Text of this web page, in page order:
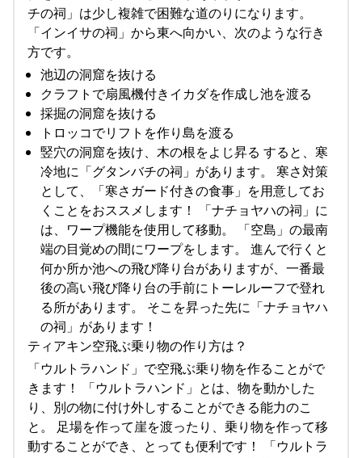
チの祠」は少し複雑で困難な道のりになります。
「インイサの祠」から東へ向かい、次のような行き
方です。
池辺の洞窟を抜ける
クラフトで扇風機付きイカダを作成し池を渡る
採掘の洞窟を抜ける
トロッコでリフトを作り島を渡る
竪穴の洞窟を抜け、木の根をよじ昇る すると、寒
冷地に「グタンバチの祠」があります。 寒さ対策
として、「寒さガード付きの食事」を用意してお
くことをおススメします！ 「ナチョヤハの祠」に
は、ワープ機能を使用して移動。 「空島」の最南
端の目覚めの間にワープをします。 進んで行くと
何か所か池への飛び降り台がありますが、一番最
後の高い飛び降り台の手前にトーレルーフで登れ
る所があります。 そこを昇った先に「ナチョヤハ
の祠」があります！
ティアキン空飛ぶ乗り物の作り方は？
「ウルトラハンド」で空飛ぶ乗り物を作ることがで
きます！ 「ウルトラハンド」とは、物を動かした
り、別の物に付け外しすることができる能力のこ
と。 足場を作って崖を渡ったり、乗り物を作って移
動することができ、とっても便利です！ 「ウルトラ